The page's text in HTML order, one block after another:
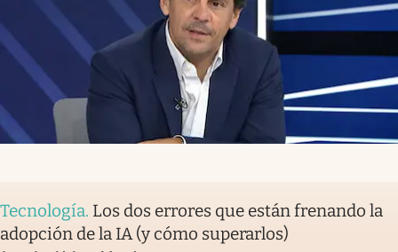
Tecnología. Los dos errores que están frenando la
adopción de la IA (y cómo superarlos)